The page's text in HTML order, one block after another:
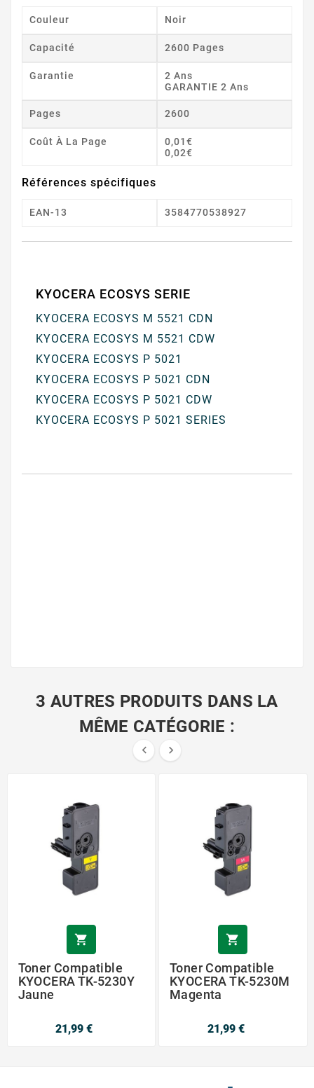
Couleur Noir
Capacité 2600 Pages
Garantie
2 Ans
GARANTIE 2 Ans
Pages 2600
Coût À La Page
0,01€
0,02€
Références spécifiques
EAN-13 3584770538927
KYOCERA ECOSYS SERIE
KYOCERA ECOSYS M 5521 CDN
KYOCERA ECOSYS M 5521 CDW
KYOCERA ECOSYS P 5021
KYOCERA ECOSYS P 5021 CDN
KYOCERA ECOSYS P 5021 CDW
KYOCERA ECOSYS P 5021 SERIES
3 AUTRES PRODUITS DANS LA
MÊME CATÉGORIE :
 

Toner Compatible
KYOCERA TK-5230Y
Jaune
21,99 €

Toner Compatible
KYOCERA TK-5230M
Magenta
21,99 €